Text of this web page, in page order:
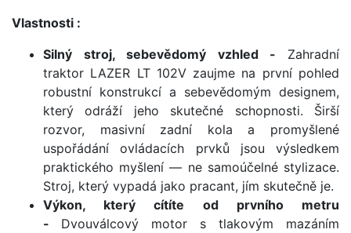
Vlastnosti :
Silný stroj, sebevědomý vzhled - Zahradní
traktor LAZER LT 102V zaujme na první pohled
robustní konstrukcí a sebevědomým designem,
který odráží jeho skutečné schopnosti. Širší
rozvor, masivní zadní kola a promyšlené
uspořádání ovládacích prvků jsou výsledkem
praktického myšlení — ne samoúčelné stylizace.
Stroj, který vypadá jako pracant, jím skutečně je.
Výkon, který cítíte od prvního metru
- Dvouválcový motor s tlakovým mazáním